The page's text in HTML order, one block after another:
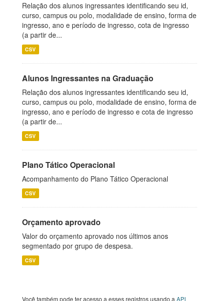
Relação dos alunos ingressantes identificando seu id,
curso, campus ou polo, modalidade de ensino, forma de
ingresso, ano e período de ingresso, cota de ingresso
(a partir de...
CSV
Alunos Ingressantes na Graduação
Relação dos alunos ingressantes identificando seu id,
curso, campus ou polo, modalidade de ensino, forma de
ingresso, ano e período de ingresso e cota de ingresso
(a partir de...
CSV
Plano Tático Operacional
Acompanhamento do Plano Tático Operacional
CSV
Orçamento aprovado
Valor do orçamento aprovado nos últimos anos
segmentado por grupo de despesa.
CSV
Você também pode ter acesso a esses registros usando a API